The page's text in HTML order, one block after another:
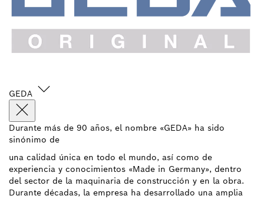
GEDA
Durante más de 90 años, el nombre «GEDA» ha sido
sinónimo de
una calidad única en todo el mundo, así como de
experiencia y conocimientos «Made in Germany», dentro
del sector de la maquinaria de construcción y en la obra.
Durante décadas, la empresa ha desarrollado una amplia